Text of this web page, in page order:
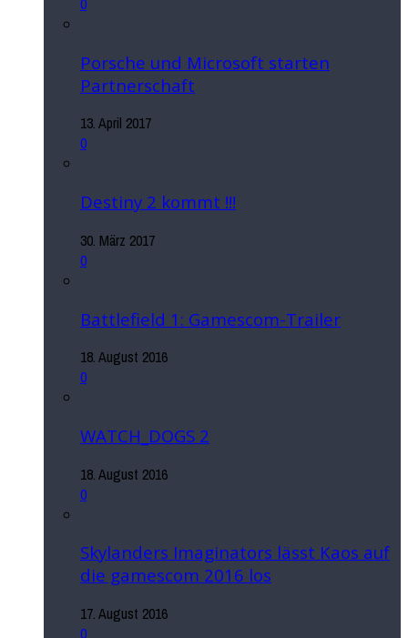
Porsche und Microsoft starten
Partnerschaft
13. April 2017
0
Destiny 2 kommt !!!
30. März 2017
0
Battlefield 1: Gamescom-Trailer
18. August 2016
0
WATCH_DOGS 2
18. August 2016
0
Skylanders Imaginators lässt Kaos auf
die gamescom 2016 los
17. August 2016
0